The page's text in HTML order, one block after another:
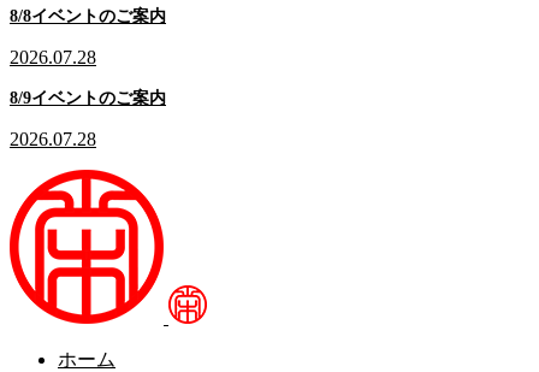
8/8イベントのご案内
2026.07.28
8/9イベントのご案内
2026.07.28
ホーム